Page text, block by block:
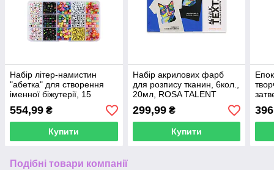
Набір літер-намистин
"абетка" для створення
іменної біжутерії, 15
осередків
554,99 ₴
Купити
Набір акрилових фарб
для розпису тканин, 6кол.,
20мл, ROSA TALENT
299,99₴
Купити
(1:1)
Подібні товари компанії